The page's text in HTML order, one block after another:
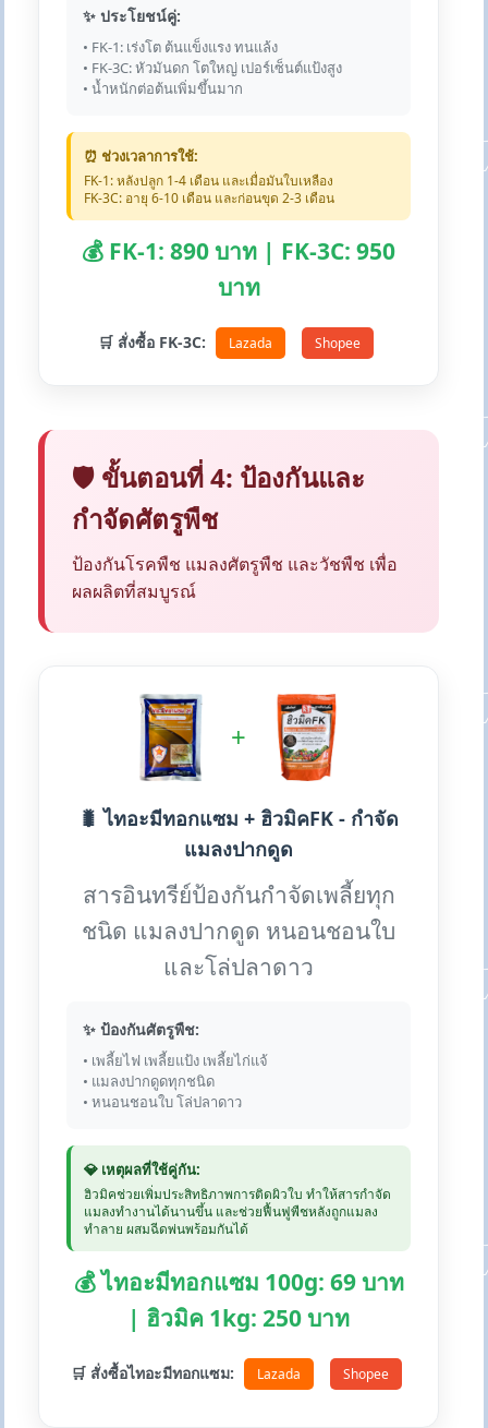
✨ ประโยชน์คู่:
• FK-1: เร่งโต ต้นแข็งแรง ทนแล้ง
• FK-3C: หัวมันดก โตใหญ่ เปอร์เซ็นต์แป้งสูง
• น้ำหนักต่อต้นเพิ่มขึ้นมาก
⏰ ช่วงเวลาการใช้:
FK-1: หลังปลูก 1-4 เดือน และเมื่อมันใบเหลือง
FK-3C: อายุ 6-10 เดือน และก่อนขุด 2-3 เดือน
💰 FK-1: 890 บาท | FK-3C: 950
บาท
🛒 สั่งซื้อ FK-3C: Lazada Shopee
🛡️ ขั้นตอนที่ 4: ป้องกันและ
กำจัดศัตรูพืช
ป้องกันโรคพืช แมลงศัตรูพืช และวัชพืช เพื่อ
ผลผลิตที่สมบูรณ์
+
🐛 ไทอะมีทอกแซม + ฮิวมิคFK - กำจัด
แมลงปากดูด
สารอินทรีย์ป้องกันกำจัดเพลี้ยทุก
ชนิด แมลงปากดูด หนอนชอนใบ
และโล่ปลาดาว
✨ ป้องกันศัตรูพืช:
• เพลี้ยไฟ เพลี้ยแป้ง เพลี้ยไก่แจ้
• แมลงปากดูดทุกชนิด
• หนอนชอนใบ โล่ปลาดาว
💎 เหตุผลที่ใช้คู่กัน:
ฮิวมิคช่วยเพิ่มประสิทธิภาพการติดผิวใบ ทำให้สารกำจัด
แมลงทำงานได้นานขึ้น และช่วยฟื้นฟูพืชหลังถูกแมลง
ทำลาย ผสมฉีดพ่นพร้อมกันได้
💰 ไทอะมีทอกแซม 100g: 69 บาท
| ฮิวมิค 1kg: 250 บาท
🛒 สั่งซื้อไทอะมีทอกแซม: Lazada Shopee